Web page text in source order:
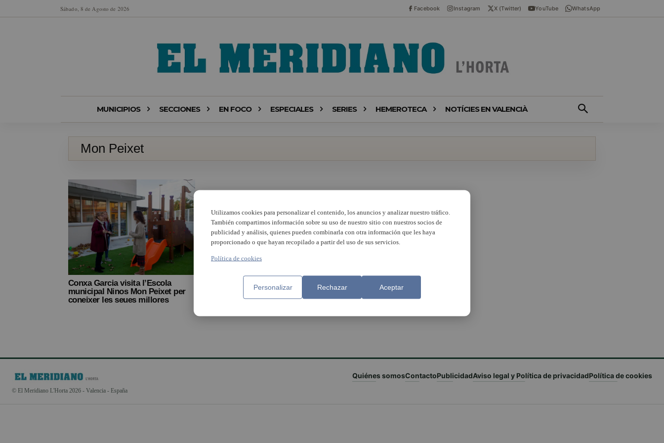
Sábado, 8 de Agosto de 2026 Facebook Instagram X (Twitter) YouTube WhatsApp
MUNICIPIOS SECCIONES EN FOCO ESPECIALES SERIES HEMEROTECA NOTÍCIES EN VALENCIÀ
Mon Peixet
Conxa Garcia visita l’Escola
municipal Ninos Mon Peixet per
coneixer les seues millores
© El Meridiano L'Horta 2026 - Valencia - España
Quiénes somosContactoPublicidadAviso legal y Política de privacidadPolítica de cookies
Utilizamos cookies para personalizar el contenido, los anuncios y analizar nuestro tráfico.
También compartimos información sobre su uso de nuestro sitio con nuestros socios de
publicidad y análisis, quienes pueden combinarla con otra información que les haya
proporcionado o que hayan recopilado a partir del uso de sus servicios.
Política de cookies
Personalizar Rechazar Aceptar